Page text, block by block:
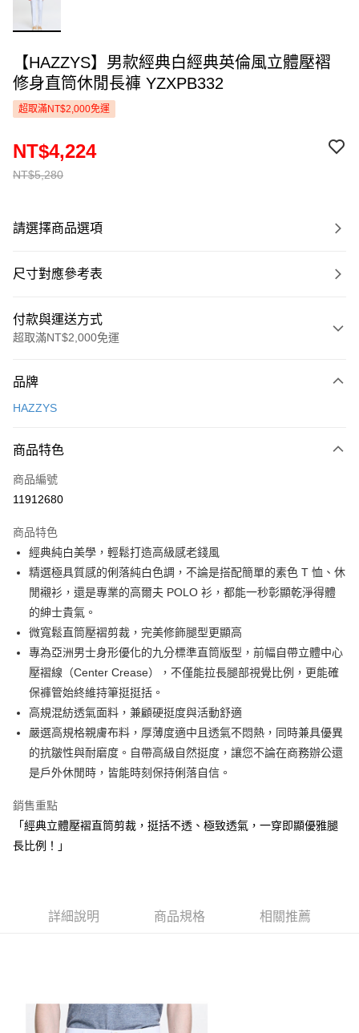
【HAZZYS】男款經典白經典英倫風立體壓褶
修身直筒休閒長褲 YZXPB332
超取滿NT$2,000免運
NT$5,280
NT$4,224
請選擇商品選項
尺寸對應參考表
付款與運送方式
超取滿NT$2,000免運
信用卡一次付款
LINE Pay
Apple Pay
悠遊付
大哥付你分期
相關說明
【大哥付你分期使用說明】
1.本服務由台灣大哥大提供，台灣大哥大用戶可立即使用無須另外申請。
2.付款方式選擇「大哥付你分期」，訂單成立後會自動跳轉到大哥付的交易
流程，驗證手機門號後，選擇欲分期的期數、繳款截止日，確認付款後即完
成交易。
3.實際核准額度、可分期數及費用金額請依後續交易確認頁面所載為準。
4.訂單成立30分鐘內，如未前往確認交易或遇審核未通過，訂單將自動取
消。如遇「轉專審核」未通過狀況，表示未達大哥付你分期系統評分，恕無
【繳款方式說明】
1.分期款項不併入電信帳單，「大哥付你分期」於每月結算日後寄送繳費提
醒簡訊。
2.透過簡訊連結打開帳單後，可選擇「超商條碼／台灣大直營門市／銀行轉
【注意事項】
1.本服務係由「台灣大哥大股份有限公司」（以下簡稱本公司）所提供，讓
用戶於交易時，得透過本服務購買商品或服務，並由商店將買賣／分期付款
由本公司與您本人進行分期帳單所需資料之確認、核對及更正。
3.完整用戶服務條款，請詳閱以下連結：https://oppay.tw/userRule
AFTEE先享後付
相關說明
【關於「AFTEE先享後付」】
AFTEE先享後付是「在收到商品之後才付款」的支付方式。 讓您購物簡單
便利好安心！
１．簡單：不需註冊會員、不需綁卡、不需儲值。
２．便利：只要手機號碼，簡訊認證，即可結帳。
３．安心：先確認商品／服務後，再付款。
【「AFTEE先享後付」結帳流程】
１．於結帳方式選擇「AFTEE先享後付」後，將跳轉至「AFTEE先享後付」
２．訂單成立數日內，您將收到繳費通知簡訊。
ATM／網路銀行／等多元方式進行付款，方視為交易完成。
※ 請注意：結帳手續完成當下不需立刻繳費，但若您需要取消訂單，請聯絡
客戶支援中心」 https://netprotections.freshdesk.com/support/home
２．關於個人資料處理事宜，請瀏覽以下網址：
https://aftee.tw/terms/#terms3
ATM付款
運送方式
全家取貨付款
每筆NT$80，滿NT$2,000(含以上)免運費
每筆NT$80，滿NT$2,000(含以上)免運費
每筆NT$80，滿NT$2,000(含以上)免運費
每筆NT$80，滿NT$2,000(含以上)免運費
品牌
HAZZYS
商品特色
商品編號
11912680
商品特色
經典純白美學，輕鬆打造高級感老錢風
精選極具質感的俐落純白色調，不論是搭配簡單的素色 T 恤、休
閒襯衫，還是專業的高爾夫 POLO 衫，都能一秒彰顯乾淨得體
的紳士貴氣。
微寬鬆直筒壓褶剪裁，完美修飾腿型更顯高
專為亞洲男士身形優化的九分標準直筒版型，前幅自帶立體中心
壓褶線（Center Crease），不僅能拉長腿部視覺比例，更能確
保褲管始終維持筆挺挺括。
高規混紡透氣面料，兼顧硬挺度與活動舒適
嚴選高規格親膚布料，厚薄度適中且透氣不悶熱，同時兼具優異
的抗皺性與耐磨度。自帶高級自然挺度，讓您不論在商務辦公還
是戶外休閒時，皆能時刻保持俐落自信。
銷售重點
「經典立體壓褶直筒剪裁，挺括不透、極致透氣，一穿即顯優雅腿
長比例！」
詳細說明 商品規格 相關推薦